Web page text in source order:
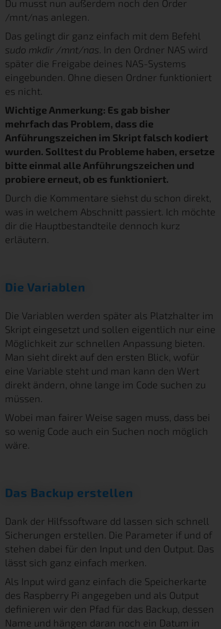
Du musst nun außerdem noch den Order
/mnt/nas anlegen.
Das gelingt dir ganz einfach mit dem Befehl
sudo mkdir /mnt/nas. In den Ordner NAS wird
später die Freigabe deines NAS-Systems
eingebunden. Ohne diesen Ordner funktioniert
es nicht.
Wichtige Anmerkung: Es gab bisher
mehrfach das Problem, dass die
Anführungszeichen im Skript falsch kodiert
wurden. Solltest du Probleme haben, ersetze
bitte einmal alle Anführungszeichen und
probiere erneut, ob es funktioniert.
Durch die Kommentare siehst du schon direkt,
was in welchem Abschnitt passiert. Ich möchte
dir die Hauptbestandteile dennoch kurz
erläutern.
Die Variablen
Die Variablen werden später als Platzhalter im
Skript eingesetzt und sollen eigentlich nur eine
Möglichkeit zur schnellen Anpassung bieten.
Man sieht direkt auf den ersten Blick, wofür
eine Variable steht und man kann den Wert
direkt ändern, ohne lange im Code suchen zu
müssen.
Wobei man fairer Weise sagen muss, dass bei
so wenig Code auch ein Suchen noch möglich
wäre.
Das Backup erstellen
Dank der Hilfssoftware dd lassen sich schnell
Sicherungen erstellen. Die Parameter if und of
stehen dabei für den Input und den Output. Das
lässt sich ganz einfach merken.
Als Input wird ganz einfach die Speicherkarte
des Raspberry Pi angegeben und als Output
definieren wir den Pfad für das Backup, dessen
Name und hängen daran noch ein Datum in